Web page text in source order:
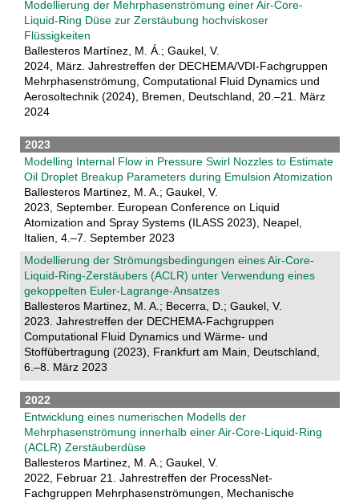
Modellierung der Mehrphasenströmung einer Air-Core-
Liquid-Ring Düse zur Zerstäubung hochviskoser
Flüssigkeiten
Ballesteros Martínez, M. Á.; Gaukel, V.
2024, März. Jahrestreffen der DECHEMA/VDI-Fachgruppen
Mehrphasenströmung, Computational Fluid Dynamics und
Aerosoltechnik (2024), Bremen, Deutschland, 20.–21. März
2024
2023
Modelling Internal Flow in Pressure Swirl Nozzles to Estimate
Oil Droplet Breakup Parameters during Emulsion Atomization
Ballesteros Martinez, M. A.; Gaukel, V.
2023, September. European Conference on Liquid
Atomization and Spray Systems (ILASS 2023), Neapel,
Italien, 4.–7. September 2023
Modellierung der Strömungsbedingungen eines Air-Core-
Liquid-Ring-Zerstäubers (ACLR) unter Verwendung eines
gekoppelten Euler-Lagrange-Ansatzes
Ballesteros Martinez, M. A.; Becerra, D.; Gaukel, V.
2023. Jahrestreffen der DECHEMA-Fachgruppen
Computational Fluid Dynamics und Wärme- und
Stoffübertragung (2023), Frankfurt am Main, Deutschland,
6.–8. März 2023
2022
Entwicklung eines numerischen Modells der
Mehrphasenströmung innerhalb einer Air-Core-Liquid-Ring
(ACLR) Zerstäuberdüse
Ballesteros Martinez, M. A.; Gaukel, V.
2022, Februar 21. Jahrestreffen der ProcessNet-
Fachgruppen Mehrphasenströmungen, Mechanische